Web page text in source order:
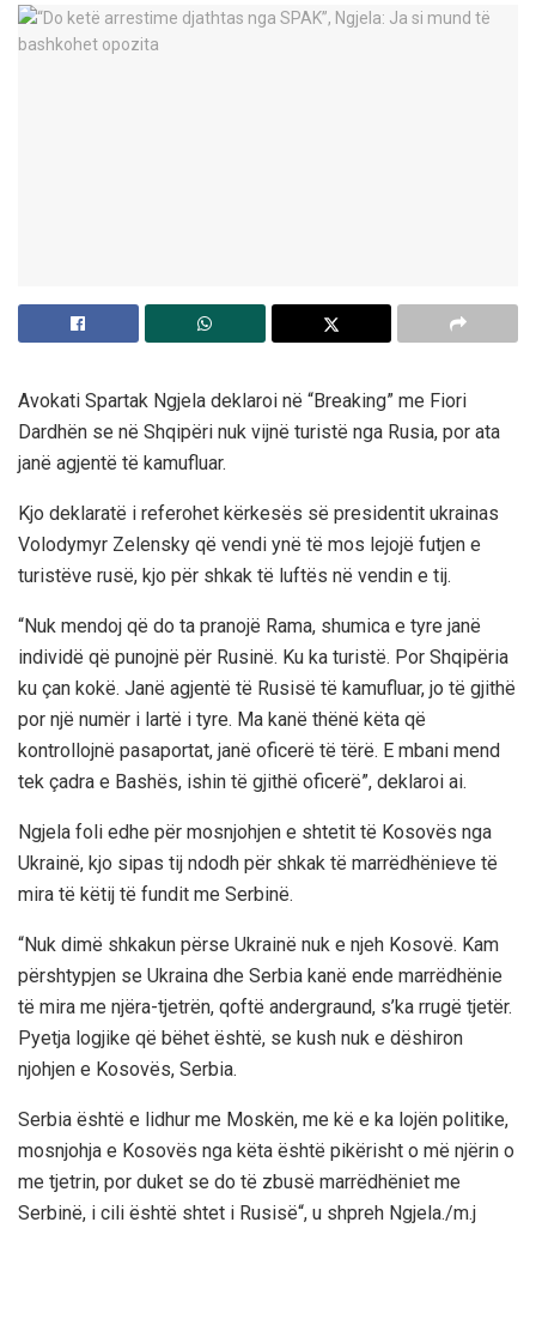
Avokati Spartak Ngjela deklaroi në “Breaking” me Fiori
Dardhën se në Shqipëri nuk vijnë turistë nga Rusia, por ata
janë agjentë të kamufluar.
Kjo deklaratë i referohet kërkesës së presidentit ukrainas
Volodymyr Zelensky që vendi ynë të mos lejojë futjen e
turistëve rusë, kjo për shkak të luftës në vendin e tij.
“Nuk mendoj që do ta pranojë Rama, shumica e tyre janë
individë që punojnë për Rusinë. Ku ka turistë. Por Shqipëria
ku çan kokë. Janë agjentë të Rusisë të kamufluar, jo të gjithë
por një numër i lartë i tyre. Ma kanë thënë këta që
kontrollojnë pasaportat, janë oficerë të tërë. E mbani mend
tek çadra e Bashës, ishin të gjithë oficerë”, deklaroi ai.
Ngjela foli edhe për mosnjohjen e shtetit të Kosovës nga
Ukrainë, kjo sipas tij ndodh për shkak të marrëdhënieve të
mira të këtij të fundit me Serbinë.
“Nuk dimë shkakun përse Ukrainë nuk e njeh Kosovë. Kam
përshtypjen se Ukraina dhe Serbia kanë ende marrëdhënie
të mira me njëra-tjetrën, qoftë andergraund, s’ka rrugë tjetër.
Pyetja logjike që bëhet është, se kush nuk e dëshiron
njohjen e Kosovës, Serbia.
Serbia është e lidhur me Moskën, me kë e ka lojën politike,
mosnjohja e Kosovës nga këta është pikërisht o më njërin o
me tjetrin, por duket se do të zbusë marrëdhëniet me
Serbinë, i cili është shtet i Rusisë“, u shpreh Ngjela./m.j